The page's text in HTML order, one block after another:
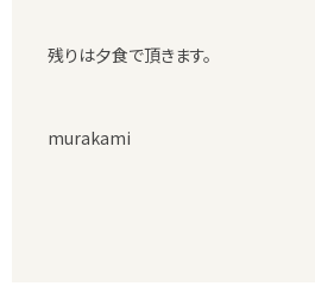
残りは夕食で頂きます。
murakami